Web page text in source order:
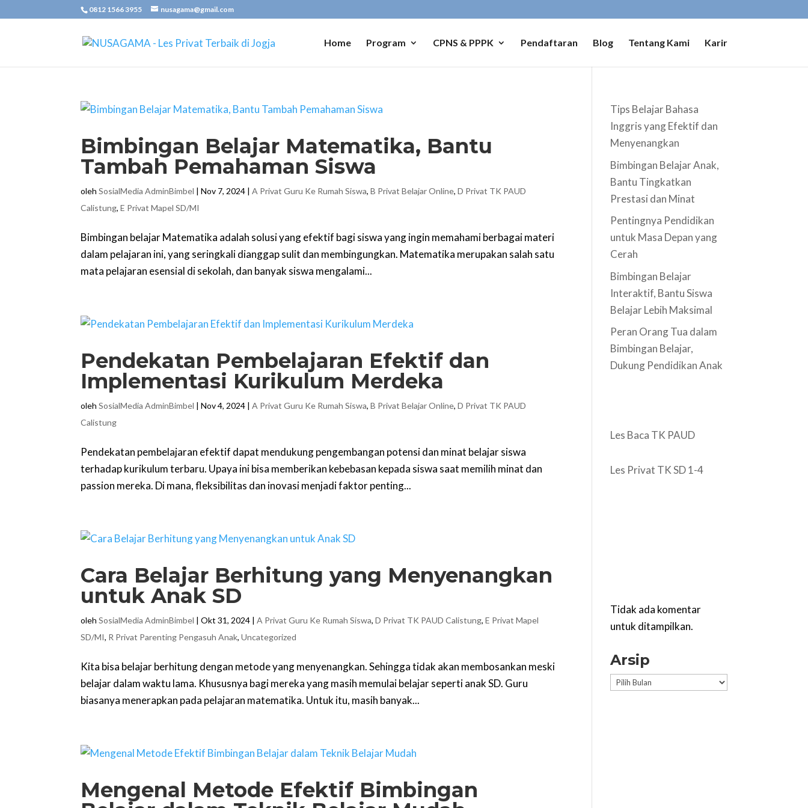
0812 1566 3955 nusagama@gmail.com
Home Program CPNS & PPPK Pendaftaran Blog Tentang Kami Karir
Bimbingan Belajar Matematika, Bantu
Tambah Pemahaman Siswa
olehSosialMedia AdminBimbel |Nov 7, 2024 |A Privat Guru Ke Rumah Siswa,B Privat Belajar Online,D Privat TK PAUD
Calistung,E Privat Mapel SD/MI
Bimbingan belajar Matematika adalah solusi yang efektif bagi siswa yang ingin memahami berbagai materi
dalam pelajaran ini, yang seringkali dianggap sulit dan membingungkan. Matematika merupakan salah satu
mata pelajaran esensial di sekolah, dan banyak siswa mengalami...
Pendekatan Pembelajaran Efektif dan
Implementasi Kurikulum Merdeka
olehSosialMedia AdminBimbel |Nov 4, 2024 |A Privat Guru Ke Rumah Siswa,B Privat Belajar Online,D Privat TK PAUD
Calistung
Pendekatan pembelajaran efektif dapat mendukung pengembangan potensi dan minat belajar siswa
terhadap kurikulum terbaru. Upaya ini bisa memberikan kebebasan kepada siswa saat memilih minat dan
passion mereka. Di mana, fleksibilitas dan inovasi menjadi faktor penting...
Cara Belajar Berhitung yang Menyenangkan
untuk Anak SD
olehSosialMedia AdminBimbel |Okt 31, 2024 |A Privat Guru Ke Rumah Siswa,D Privat TK PAUD Calistung,E Privat Mapel
SD/MI, R Privat Parenting Pengasuh Anak,Uncategorized
Kita bisa belajar berhitung dengan metode yang menyenangkan. Sehingga tidak akan membosankan meski
belajar dalam waktu lama. Khususnya bagi mereka yang masih memulai belajar seperti anak SD. Guru
biasanya menerapkan pada pelajaran matematika. Untuk itu, masih banyak...
Mengenal Metode Efektif Bimbingan
Tips Belajar Bahasa
Inggris yang Efektif dan
Menyenangkan
Bimbingan Belajar Anak,
Bantu Tingkatkan
Prestasi dan Minat
Pentingnya Pendidikan
untuk Masa Depan yang
Cerah
Bimbingan Belajar
Interaktif, Bantu Siswa
Belajar Lebih Maksimal
Peran Orang Tua dalam
Bimbingan Belajar,
Dukung Pendidikan Anak
Les Baca TK PAUD
Les Privat TK SD 1-4
Tidak ada komentar
untuk ditampilkan.
Arsip
Arsip